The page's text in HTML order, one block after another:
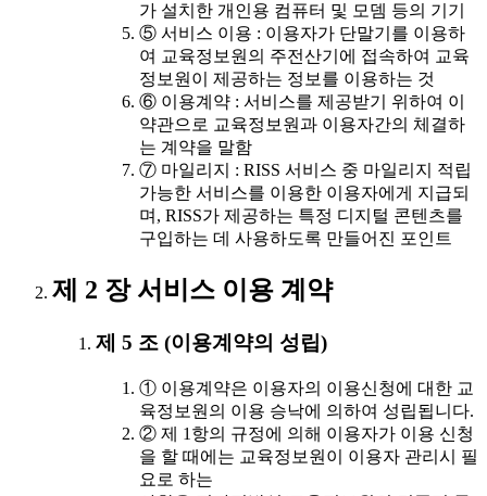
가 설치한 개인용 컴퓨터 및 모뎀 등의 기기
⑤ 서비스 이용 : 이용자가 단말기를 이용하
여 교육정보원의 주전산기에 접속하여 교육
정보원이 제공하는 정보를 이용하는 것
⑥ 이용계약 : 서비스를 제공받기 위하여 이
약관으로 교육정보원과 이용자간의 체결하
는 계약을 말함
⑦ 마일리지 : RISS 서비스 중 마일리지 적립
가능한 서비스를 이용한 이용자에게 지급되
며, RISS가 제공하는 특정 디지털 콘텐츠를
구입하는 데 사용하도록 만들어진 포인트
제 2 장 서비스 이용 계약
제 5 조 (이용계약의 성립)
① 이용계약은 이용자의 이용신청에 대한 교
육정보원의 이용 승낙에 의하여 성립됩니다.
② 제 1항의 규정에 의해 이용자가 이용 신청
을 할 때에는 교육정보원이 이용자 관리시 필
요로 하는